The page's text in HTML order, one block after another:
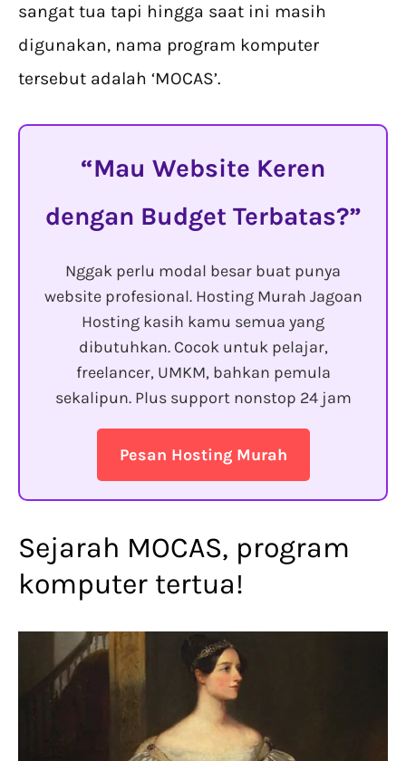
sangat tua tapi hingga saat ini masih
digunakan, nama program komputer
tersebut adalah ‘MOCAS’.
Mau Website Keren
dengan Budget Terbatas?
Nggak perlu modal besar buat punya
website profesional. Hosting Murah Jagoan
Hosting kasih kamu semua yang
dibutuhkan. Cocok untuk pelajar,
freelancer, UMKM, bahkan pemula
sekalipun. Plus support nonstop 24 jam
Pesan Hosting Murah
Sejarah MOCAS, program
komputer tertua!